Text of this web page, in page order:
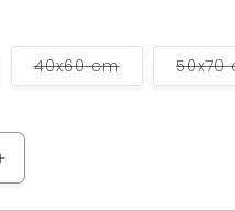
40x60 cmVariante
épuisée
50x70
Augmenter